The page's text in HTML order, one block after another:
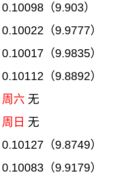
（9.903）
（9.9777）
（9.9835）
（9.8892）
周六 无
周日 无
（9.8749）
（9.9179）